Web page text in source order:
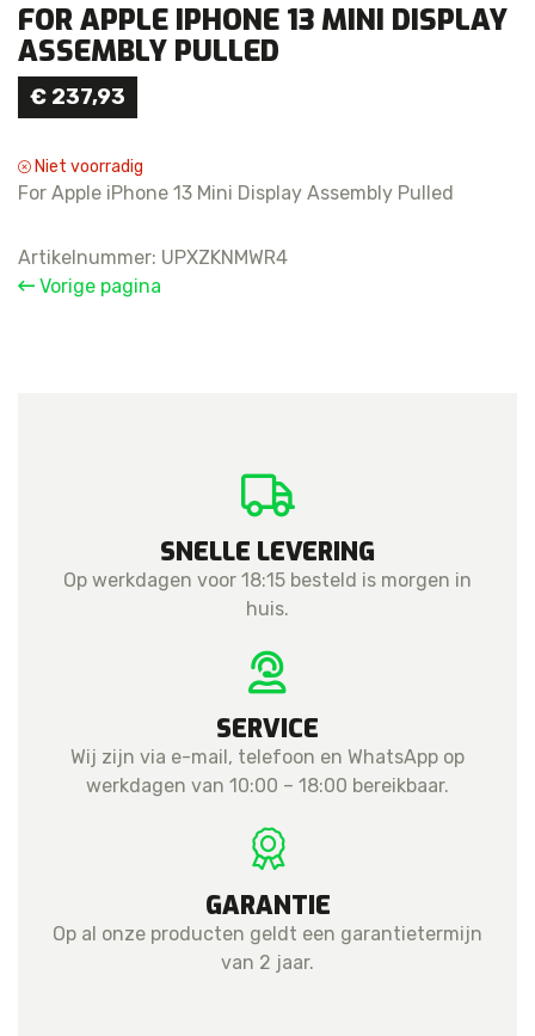
FOR APPLE IPHONE 13 MINI DISPLAY
ASSEMBLY PULLED
€ 237,93
Niet voorradig
For Apple iPhone 13 Mini Display Assembly Pulled
Artikelnummer: UPXZKNMWR4
Vorige pagina
SNELLE LEVERING
Op werkdagen voor 18:15 besteld is morgen in
huis.
SERVICE
Wij zijn via e-mail, telefoon en WhatsApp op
werkdagen van 10:00 – 18:00 bereikbaar.
GARANTIE
Op al onze producten geldt een garantietermijn
van 2 jaar.